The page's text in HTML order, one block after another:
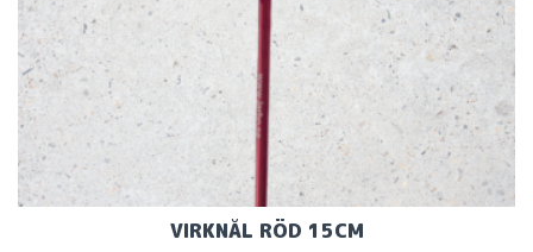
VIRKNÅL RÖD 15CM